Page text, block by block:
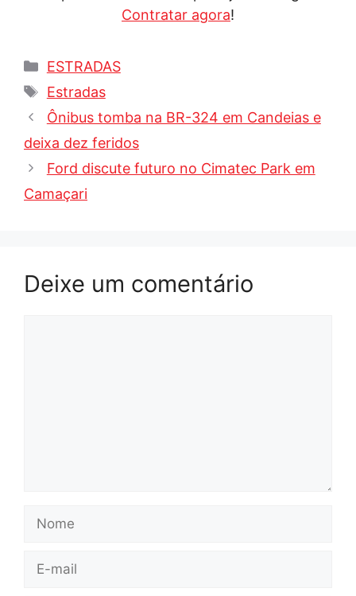
Contratar agora!
Categorias
ESTRADAS
Tags
Estradas
Ônibus tomba na BR-324 em Candeias e
deixa dez feridos
Ford discute futuro no Cimatec Park em
Camaçari
Deixe um comentário
Nome
E-